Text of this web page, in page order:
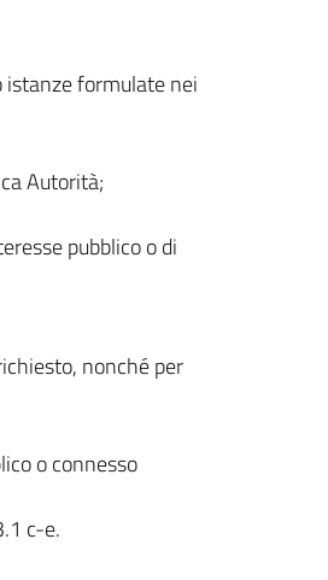
istanze formulate nei
Autorità;
pubblico o di
nonché per
o connesso
c-e.